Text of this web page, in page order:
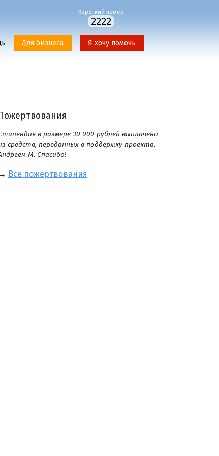
Короткий номер
2222
Для бизнеса Я хочу помочь
в размере 30 000 рублей выплачена
средств, переданных в поддержку проекта,
М. Спасибо!
→ Все пожертвования